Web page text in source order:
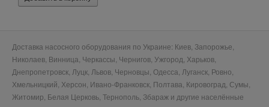
Доставка насосного оборудования по Украине: Киев, Запорожье,
Николаев, Винница, Черкассы, Чернигов, Ужгород, Харьков,
Днепропетровск, Луцк, Львов, Черновцы, Одесса, Луганск, Ровно,
Хмельницкий, Херсон, Ивано-Франковск, Полтава, Кировоград, Сумы,
Житомир, Белая Церковь, Тернополь, Збараж и другие населённые